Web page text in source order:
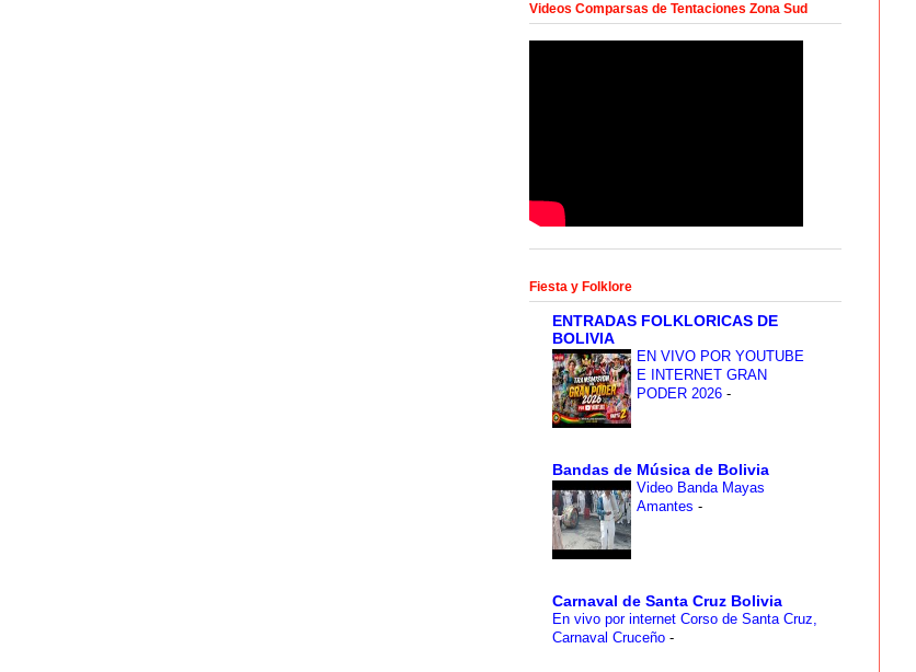
Videos Comparsas de Tentaciones Zona Sud
Fiesta y Folklore
ENTRADAS FOLKLORICAS DE
BOLIVIA
EN VIVO POR YOUTUBE
E INTERNET GRAN
PODER 2026 -
Bandas de Música de Bolivia
Video Banda Mayas
Amantes -
Carnaval de Santa Cruz Bolivia
En vivo por internet Corso de Santa Cruz,
Carnaval Cruceño -